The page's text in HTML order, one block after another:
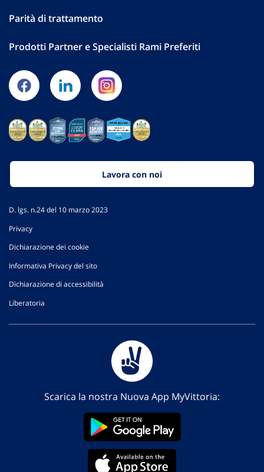
Parità di trattamento
Prodotti Partner e Specialisti Rami Preferiti
Lavora con noi
D. lgs. n.24 del 10 marzo 2023
Privacy
Dichiarazione dei cookie
Informativa Privacy del sito
Dichiarazione di accessibilità
Liberatoria
Scarica la nostra Nuova App MyVittoria: